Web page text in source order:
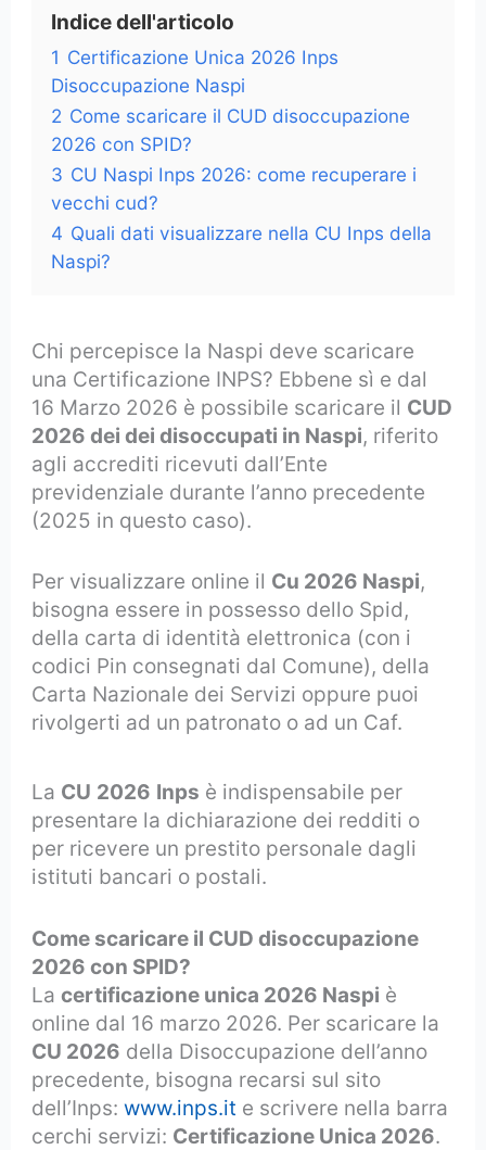
Indice dell'articolo
1 Certificazione Unica 2026 Inps
Disoccupazione Naspi
2 Come scaricare il CUD disoccupazione
2026 con SPID?
3 CU Naspi Inps 2026: come recuperare i
vecchi cud?
4 Quali dati visualizzare nella CU Inps della
Naspi?
Chi percepisce la Naspi deve scaricare
una Certificazione INPS? Ebbene sì e dal
16 Marzo 2026 è possibile scaricare il CUD
2026 dei dei disoccupati in Naspi, riferito
agli accrediti ricevuti dall’Ente
previdenziale durante l’anno precedente
(2025 in questo caso).
Per visualizzare online il Cu 2026 Naspi,
bisogna essere in possesso dello Spid,
della carta di identità elettronica (con i
codici Pin consegnati dal Comune), della
Carta Nazionale dei Servizi oppure puoi
rivolgerti ad un patronato o ad un Caf.
La CU 2026 Inps è indispensabile per
presentare la dichiarazione dei redditi o
per ricevere un prestito personale dagli
istituti bancari o postali.
Come scaricare il CUD disoccupazione
2026 con SPID?
Lacertificazione unica 2026 Naspi è
online dal 16 marzo 2026. Per scaricare la
CU 2026 della Disoccupazione dell’anno
precedente, bisogna recarsi sul sito
dell’Inps:www.inps.it e scrivere nella barra
cerchi servizi: Certificazione Unica 2026.